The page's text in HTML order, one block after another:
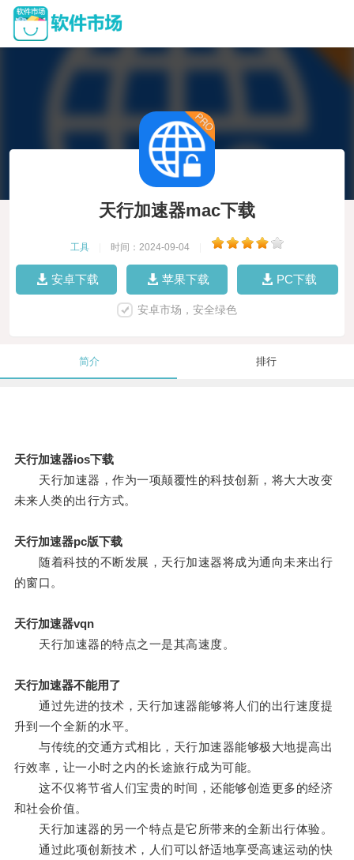
天行加速器mac下载
工具 时间：2024-09-04
安卓下载 苹果下载 PC下载
安卓市场，安全绿色
简介 排行
天行加速器ios下载
天行加速器，作为一项颠覆性的科技创新，将大大改变
未来人类的出行方式。
天行加速器pc版下载
随着科技的不断发展，天行加速器将成为通向未来出行
的窗口。
天行加速器vqn
天行加速器的特点之一是其高速度。
天行加速器不能用了
通过先进的技术，天行加速器能够将人们的出行速度提
升到一个全新的水平。
与传统的交通方式相比，天行加速器能够极大地提高出
行效率，让一小时之内的长途旅行成为可能。
这不仅将节省人们宝贵的时间，还能够创造更多的经济
和社会价值。
天行加速器的另一个特点是它所带来的全新出行体验。
通过此项创新技术，人们可以舒适地享受高速运动的快